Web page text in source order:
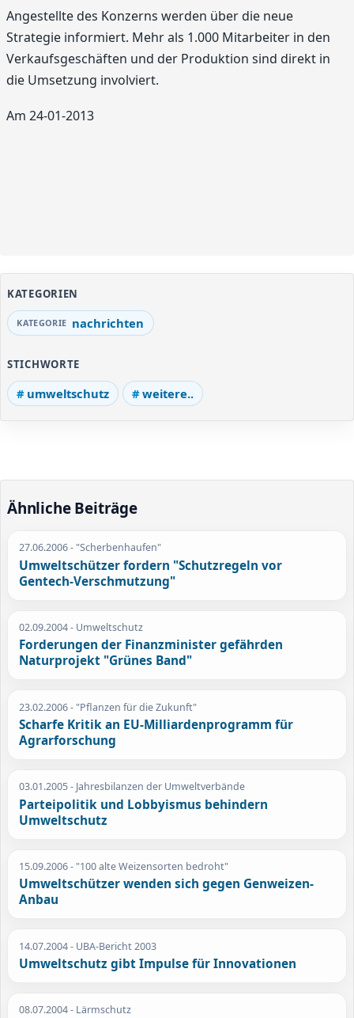
Angestellte des Konzerns werden über die neue
Strategie informiert. Mehr als 1.000 Mitarbeiter in den
Verkaufsgeschäften und der Produktion sind direkt in
die Umsetzung involviert.
Am 24-01-2013
KATEGORIEN
nachrichten
STICHWORTE
umweltschutz weitere..
Ähnliche Beiträge
27.06.2006- "Scherbenhaufen"
Umweltschützer fordern "Schutzregeln vor
Gentech-Verschmutzung"
02.09.2004- Umweltschutz
Forderungen der Finanzminister gefährden
Naturprojekt "Grünes Band"
23.02.2006- "Pflanzen für die Zukunft"
Scharfe Kritik an EU-Milliardenprogramm für
Agrarforschung
03.01.2005- Jahresbilanzen der Umweltverbände
Parteipolitik und Lobbyismus behindern
Umweltschutz
15.09.2006- "100 alte Weizensorten bedroht"
Umweltschützer wenden sich gegen Genweizen-
Anbau
14.07.2004- UBA-Bericht 2003
Umweltschutz gibt Impulse für Innovationen
08.07.2004- Lärmschutz